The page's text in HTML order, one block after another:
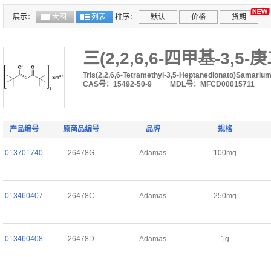
展示： 大图 列表 排序： 默认 价格 货期
三(2,2,6,6-四甲基-3,5-
Tris(2,2,6,6-Tetramethyl-3,5-
CAS号：15492-50-9
MDL号：MFCD00015711
产品编号 原商品编号 品牌 规格
013701740 26478G Adamas 100mg
013460407 26478C Adamas 250mg
013460408 26478D Adamas 1g